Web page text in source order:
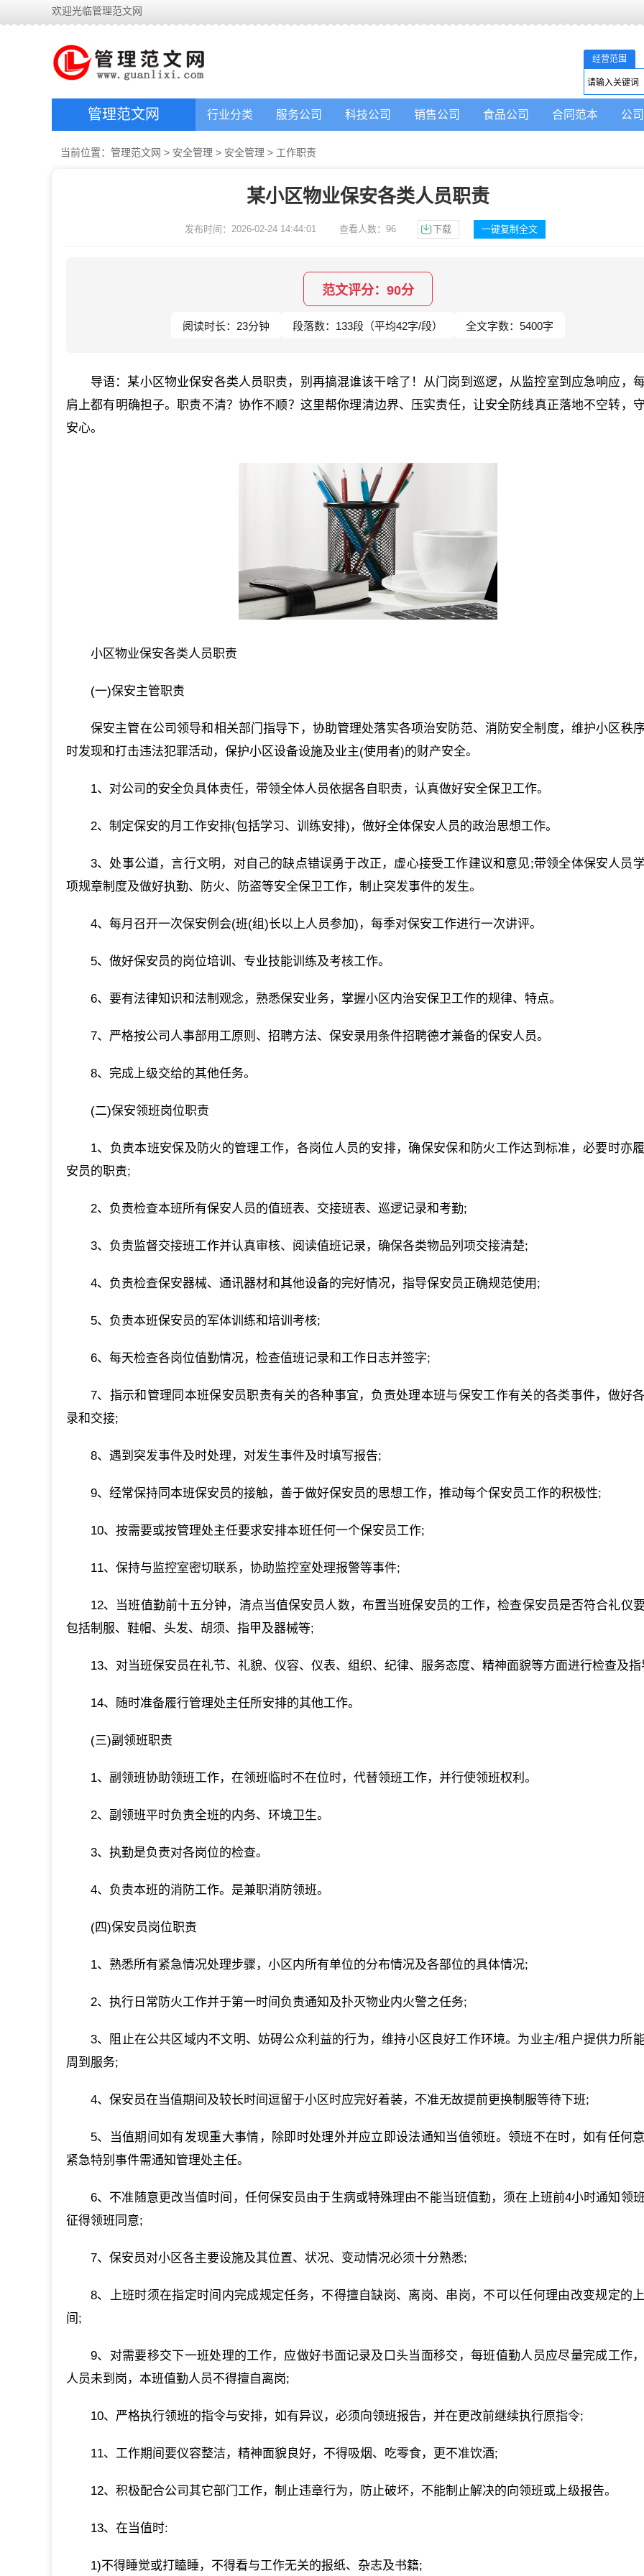
欢迎光临管理范文网
经营范围
管理范文网 行业分类 服务公司 科技公司 销售公司 食品公司 合同范本 公
当前位置： 管理范文网 > 安全管理 > 安全管理 > 工作职责
某小区物业保安各类人员职责
发布时间：2026-02-24 14:44:01 查看人数： 96 下载 一键复制全文
范文评分：90分
阅读时长：23分钟 段落数：133段（平均42字/段） 全文字数：5400字
导语：某小区物业保安各类人员职责，别再搞混谁该干啥了！从门岗到巡逻，从监控室到应急响应，
肩上都有明确担子。职责不清？协作不顺？这里帮你理清边界、压实责任，让安全防线真正落地不空转，
安心。
小区物业保安各类人员职责
(一)保安主管职责
保安主管在公司领导和相关部门指导下，协助管理处落实各项治安防范、消防安全制度，维护小区秩
时发现和打击违法犯罪活动，保护小区设备设施及业主(使用者)的财产安全。
1、对公司的安全负具体责任，带领全体人员依据各自职责，认真做好安全保卫工作。
2、制定保安的月工作安排(包括学习、训练安排)，做好全体保安人员的政治思想工作。
3、处事公道，言行文明，对自己的缺点错误勇于改正，虚心接受工作建议和意见;带领全体保安人员
项规章制度及做好执勤、防火、防盗等安全保卫工作，制止突发事件的发生。
4、每月召开一次保安例会(班(组)长以上人员参加)，每季对保安工作进行一次讲评。
5、做好保安员的岗位培训、专业技能训练及考核工作。
6、要有法律知识和法制观念，熟悉保安业务，掌握小区内治安保卫工作的规律、特点。
7、严格按公司人事部用工原则、招聘方法、保安录用条件招聘德才兼备的保安人员。
8、完成上级交给的其他任务。
(二)保安领班岗位职责
1、负责本班安保及防火的管理工作，各岗位人员的安排，确保安保和防火工作达到标准，必要时亦
安员的职责;
2、负责检查本班所有保安人员的值班表、交接班表、巡逻记录和考勤;
3、负责监督交接班工作并认真审核、阅读值班记录，确保各类物品列项交接清楚;
4、负责检查保安器械、通讯器材和其他设备的完好情况，指导保安员正确规范使用;
5、负责本班保安员的军体训练和培训考核;
6、每天检查各岗位值勤情况，检查值班记录和工作日志并签字;
7、指示和管理同本班保安员职责有关的各种事宜，负责处理本班与保安工作有关的各类事件，做好
录和交接;
8、遇到突发事件及时处理，对发生事件及时填写报告;
9、经常保持同本班保安员的接触，善于做好保安员的思想工作，推动每个保安员工作的积极性;
10、按需要或按管理处主任要求安排本班任何一个保安员工作;
11、保持与监控室密切联系，协助监控室处理报警等事件;
12、当班值勤前十五分钟，清点当值保安员人数，布置当班保安员的工作，检查保安员是否符合礼仪
包括制服、鞋帽、头发、胡须、指甲及器械等;
13、对当班保安员在礼节、礼貌、仪容、仪表、组织、纪律、服务态度、精神面貌等方面进行检查及指
14、随时准备履行管理处主任所安排的其他工作。
(三)副领班职责
1、副领班协助领班工作，在领班临时不在位时，代替领班工作，并行使领班权利。
2、副领班平时负责全班的内务、环境卫生。
3、执勤是负责对各岗位的检查。
4、负责本班的消防工作。是兼职消防领班。
(四)保安员岗位职责
1、熟悉所有紧急情况处理步骤，小区内所有单位的分布情况及各部位的具体情况;
2、执行日常防火工作并于第一时间负责通知及扑灭物业内火警之任务;
3、阻止在公共区域内不文明、妨碍公众利益的行为，维持小区良好工作环境。为业主/租户提供力所
周到服务;
4、保安员在当值期间及较长时间逗留于小区时应完好着装，不准无故提前更换制服等待下班;
5、当值期间如有发现重大事情，除即时处理外并应立即设法通知当值领班。领班不在时，如有任何
紧急特别事件需通知管理处主任。
6、不准随意更改当值时间，任何保安员由于生病或特殊理由不能当班值勤，须在上班前4小时通知领
征得领班同意;
7、保安员对小区各主要设施及其位置、状况、变动情况必须十分熟悉;
8、上班时须在指定时间内完成规定任务，不得擅自缺岗、离岗、串岗，不可以任何理由改变规定的
间;
9、对需要移交下一班处理的工作，应做好书面记录及口头当面移交，每班值勤人员应尽量完成工作
人员未到岗，本班值勤人员不得擅自离岗;
10、严格执行领班的指令与安排，如有异议，必须向领班报告，并在更改前继续执行原指令;
11、工作期间要仪容整洁，精神面貌良好，不得吸烟、吃零食，更不准饮酒;
12、积极配合公司其它部门工作，制止违章行为，防止破坏，不能制止解决的向领班或上级报告。
13、在当值时:
1)不得睡觉或打瞌睡，不得看与工作无关的报纸、杂志及书籍;